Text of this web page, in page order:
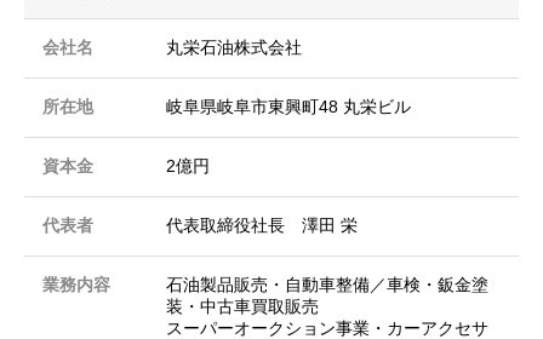
会社名 丸栄石油株式会社
所在地 岐阜県岐阜市東興町48 丸栄ビル
資本金 2億円
代表者 代表取締役社長 澤田 栄
業務内容
石油製品販売・自動車整備／車検・鈑金塗
装・中古車買取販売
スーパーオークション事業・カーアクセサ